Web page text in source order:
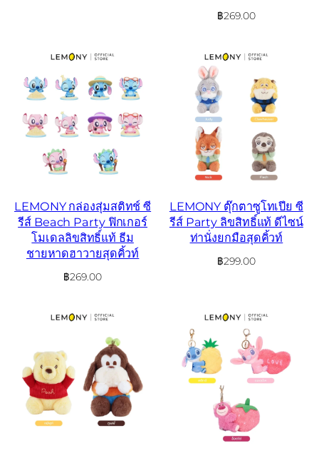
฿269.00
LEMONY กล่องสุ่มสติทช์ ซี
รีส์ Beach Party ฟิกเกอร์
โมเดลลิขสิทธิ์แท้ ธีม
ชายหาดฮาวายสุดคิ้วท์
฿269.00
LEMONY ตุ๊กตาซูโทเปีย ซี
รีส์ Party ลิขสิทธิ์แท้ ดีไซน์
ท่านั่งยกมือสุดคิ้วท์
฿299.00